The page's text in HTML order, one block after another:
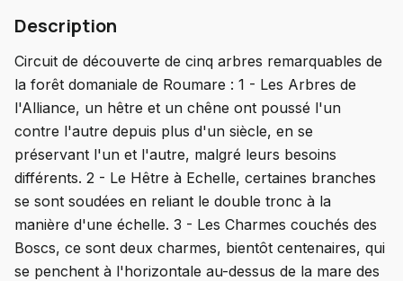
Description
Circuit de découverte de cinq arbres remarquables de
la forêt domaniale de Roumare : 1 - Les Arbres de
l'Alliance, un hêtre et un chêne ont poussé l'un
contre l'autre depuis plus d'un siècle, en se
préservant l'un et l'autre, malgré leurs besoins
différents. 2 - Le Hêtre à Echelle, certaines branches
se sont soudées en reliant le double tronc à la
manière d'une échelle. 3 - Les Charmes couchés des
Boscs, ce sont deux charmes, bientôt centenaires, qui
se penchent à l'horizontale au-dessus de la mare des